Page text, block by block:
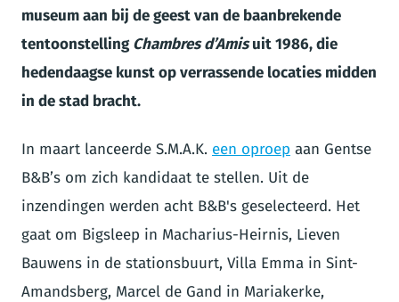
museum aan bij de geest van de baanbrekende
tentoonstellingChambres d’Amisuit 1986, die
hedendaagse kunst op verrassende locaties midden
in de stad bracht.
In maart lanceerde S.M.A.K. een oproep aan Gentse
B&B’s om zich kandidaat te stellen. Uit de
inzendingen werden acht B&B's geselecteerd. Het
gaat om Bigsleep in Macharius-Heirnis, Lieven
Bauwens in de stationsbuurt, Villa Emma in Sint-
Amandsberg, Marcel de Gand in Mariakerke,